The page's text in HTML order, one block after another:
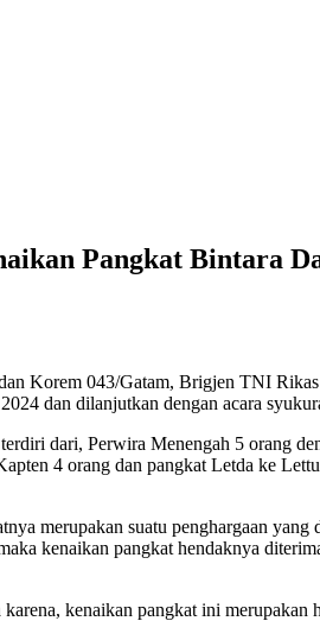
Pangkat Bintara
Korem 043/Gatam, Brigjen TNI
dan dilanjutkan dengan acara
dari, Perwira Menengah 5 orang
4 orang dan pangkat Letda ke
merupakan suatu penghargaan yang
kenaikan pangkat hendaknya
kenaikan pangkat ini merupakan